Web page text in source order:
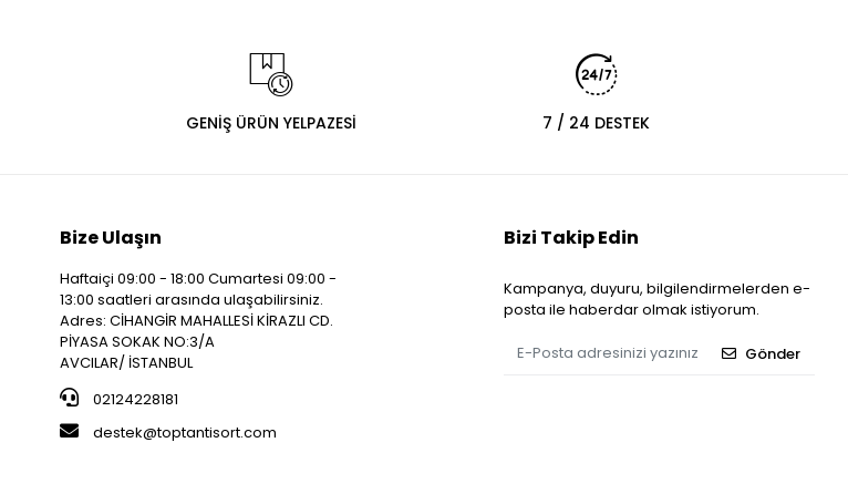
GENİŞ ÜRÜN YELPAZESİ 7 / 24 DESTEK
Bize Ulaşın
Haftaiçi 09:00 - 18:00 Cumartesi 09:00 -
13:00 saatleri arasında ulaşabilirsiniz.
Adres: CİHANGİR MAHALLESİ KİRAZLI CD.
PİYASA SOKAK NO:3/A
AVCILAR/ İSTANBUL
02124228181
destek@toptantisort.com
Bizi Takip Edin
Kampanya, duyuru, bilgilendirmelerden e-
posta ile haberdar olmak istiyorum.
Gönder